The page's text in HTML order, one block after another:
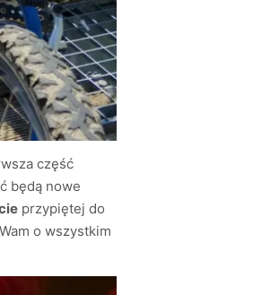
część
będą nowe
przypiętej do
o wszystkim